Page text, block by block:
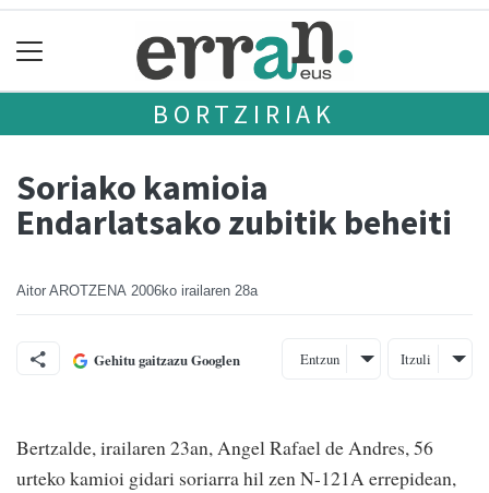
BORTZIRIAK
Soriako kamioia
Endarlatsako zubitik beheiti
Aitor AROTZENA 2006ko irailaren 28a
Gehitu gaitzazu Googlen Entzun Itzuli
Bertzalde, irailaren 23an, Angel Rafael de Andres, 56
urteko kamioi gidari soriarra hil zen N-121A errepidean,